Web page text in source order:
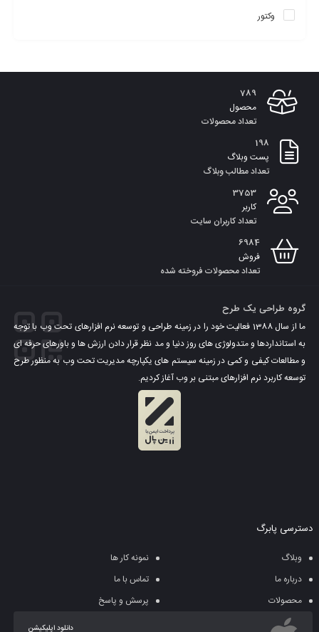
وکتور
789
محصول
تعداد محصولات
198
پست وبلاگ
تعداد مطالب وبلاگ
3753
کاربر
تعداد کاربران سایت
6984
فروش
تعداد محصولات فروخته شده
گروه طراحی یک طرح
ما از سال 1388 فعالیت خود را در زمینه طراحی و توسعه نرم افزارهای تحت وب با توجه
به استانداردها و متدولوژی های روز دنیا و مد نظر قرار دادن ارزش ها و باورهای حرفه ای
و مطالعات کیفی و کمی در زمینه سیستم های یکپارچه مدیریت تحت وب به منظور طرح
توسعه کاربرد نرم افزارهای مبتنی بر وب آغاز کردیم.
دسترسی پابرگ
وبلاگ
نمونه کار ها
درباره ما
تماس با ما
محصولات
پرسش و پاسخ
دانلود اپلیکیشن